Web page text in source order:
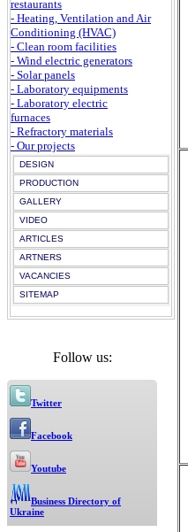
restaurants
- Heating, Ventilation and Air
Conditioning (HVAC)
- Clean room facilities
- Wind electric generators
- Solar panels
- Laboratory equipments
- Laboratory electric
furnaces
- Refractory materials
- Our projects
DESIGN
PRODUCTION
GALLERY
VIDEO
ARTICLES
ARTNERS
VACANCIES
SITEMAP
Follow us:
Twitter
Facebook
Youtube
Business Directory of
Ukraine